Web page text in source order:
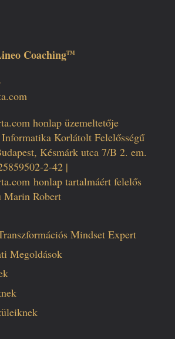
CoachingTM
honlap üzemeltetője
Korlátolt Felelősségű
Késmárk utca 7/B 2. em.
2-42 |
honlap tartalmáért felelős
Marin Robert
Mindset Expert
Megoldások